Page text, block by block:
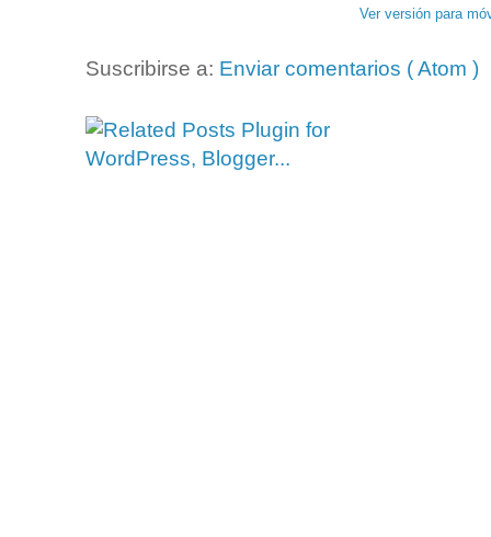
Ver versión para
Suscribirse a: Enviar comentarios ( Atom )